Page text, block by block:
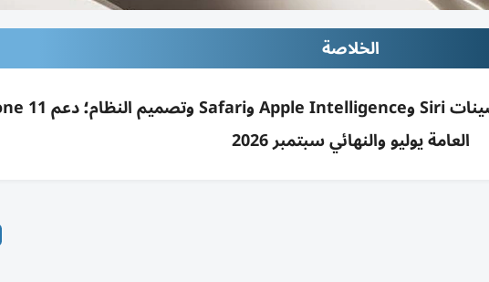
الخلاصة
العامة يوليو والنهائي سبتمبر 2026